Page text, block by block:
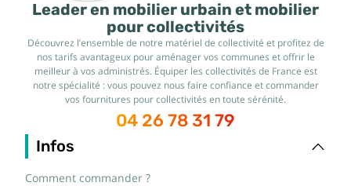
Leader en mobilier urbain et mobilier
pour collectivités
Découvrez l’ensemble de notre matériel de collectivité et profitez de
nos tarifs avantageux pour aménager vos communes et offrir le
meilleur à vos administrés. Équiper les collectivités de France est
notre spécialité : vous pouvez nous faire confiance et commander
vos fournitures pour collectivités en toute sérénité.
04 26 78 31 79
Infos
Comment commander ?